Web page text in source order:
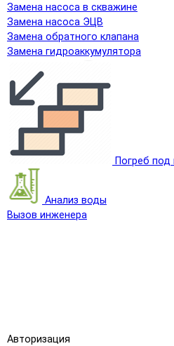
Замена насоса в скважине
Замена насоса ЭЦВ
Замена обратного клапана
Замена гидроаккумулятора
Погреб под
Анализ воды
Вызов инженера
Авторизация